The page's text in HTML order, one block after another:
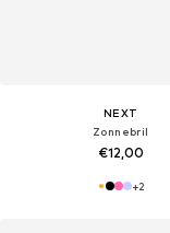
NEXT
Zonnebril
€12,00
+2